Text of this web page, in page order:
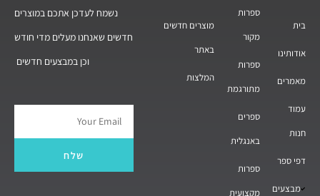
בית
אודותינו
מאמרים
עמוד
חנות
דפי ספר
מבצעים
ספרות
מקור
ספרות
מתורגמת
ספרים
באנגלית
ספרות
מקצועית
מוצרים חדשים
באתר
המלצות
נשמח לעדכן אתכם במוצרים
חדשים שאנחנו מעלים מדי חודש
וכן במבצעים חדשים
Email
שלח